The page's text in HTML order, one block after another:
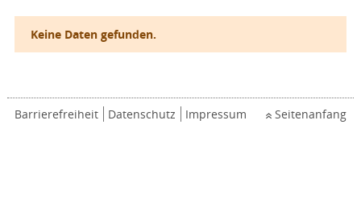
Keine Daten gefunden.
Barrierefreiheit Datenschutz Impressum Seitenanfang